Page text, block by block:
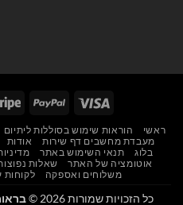
Visa
PayPal
ראשי הוראות שימוש בסוללות ליתיום
מעבדת מחשבים דף שירות
אודות
בלוג
תנאי השימוש באתר
אוטומציה של האתר
שאלות
משלוחים ואספקה
לקוחות
כל הזכויות שמורות 2026 ©